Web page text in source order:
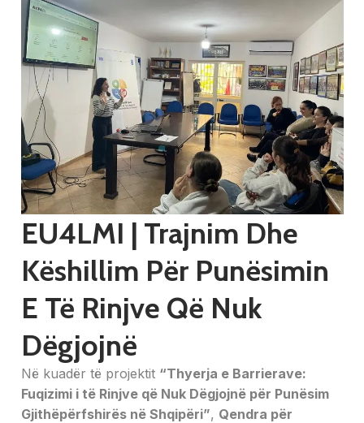
EU4LMI | Trajnim Dhe
Këshillim Për Punësimin
E Të Rinjve Që Nuk
Dëgjojnë
Në kuadër të projektit “Thyerja e Barrierave:
Fuqizimi i të Rinjve që Nuk Dëgjojnë për Punësim
Gjithëpërfshirës në Shqipëri”, Qendra për